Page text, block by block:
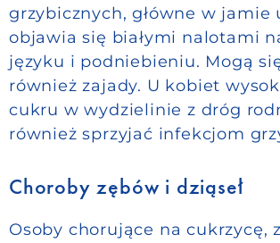
grzybicznych, główne w jamie
objawia się białymi nalotami
języku i podniebieniu. Mogą
również zajady. U kobiet
cukru w wydzielinie z dróg
również sprzyjać infekcjom
Choroby zębów i dziąseł
Osoby chorujące na cukrzycę, z